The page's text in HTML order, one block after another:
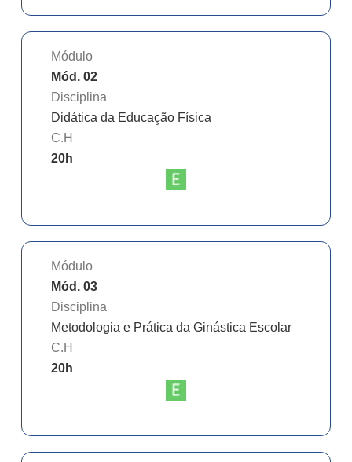
Módulo
Mód. 02
Disciplina
Didática da Educação Física
C.H
20h
Módulo
Mód. 03
Disciplina
Metodologia e Prática da Ginástica Escolar
C.H
20h